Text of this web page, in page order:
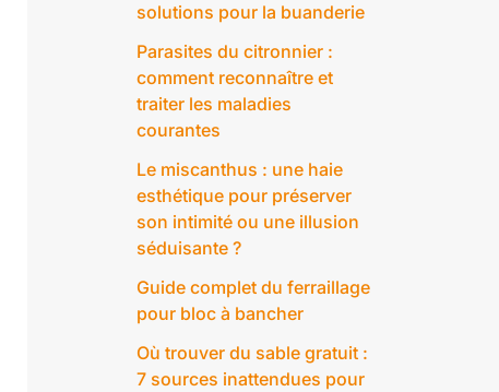
solutions pour la buanderie
Parasites du citronnier :
comment reconnaître et
traiter les maladies
courantes
Le miscanthus : une haie
esthétique pour préserver
son intimité ou une illusion
séduisante ?
Guide complet du ferraillage
pour bloc à bancher
Où trouver du sable gratuit :
7 sources inattendues pour